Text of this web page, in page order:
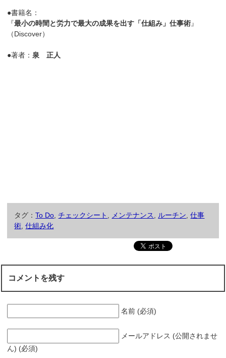
●書籍名：
『最小の時間と労力で最大の成果を出す「仕組み」仕事術』
（Discover）
●著者：泉 正人
タグ：To Do,チェックシート , メンテナンス, ルーチン,仕事
術,仕組み化
コメントを残す
名前 (必須)
メールアドレス (公開されませ
ん) (必須)